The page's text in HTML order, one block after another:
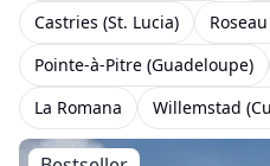
Castries (St. Lucia)
Pointe-à-Pitre (Guadeloupe)
La Romana
Willemstad